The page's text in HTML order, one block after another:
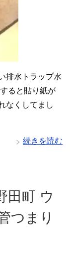
排水トラップ水
ると貼り紙が
なくしてまし
続きを読む
田町 ウ
つまり